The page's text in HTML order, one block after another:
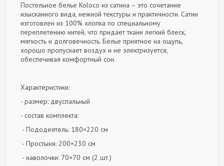
Постельное белье Koloco из сатина – это сочетание
изысканного вида, нежной текстуры и практичности. Сатин
изготовлен из 100% хлопка по специальному
переплетению нитей, что придает ткани легкий блеск,
мягкость и долговечность. Белье приятное на ощупь,
хорошо пропускает воздух и не электризуется,
обеспечивая комфортный сон.
Характеристики:
- размер: двуспальный
- состав комплекта:
- Пододеятель: 180×220 см
- Простыня: 200×230 см
- наволочки: 70×70 см (2 шт.)